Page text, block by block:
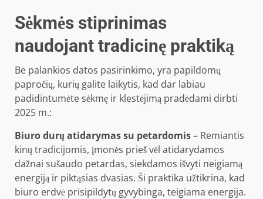
Sėkmės stiprinimas
naudojant tradicinę praktiką
Be palankios datos pasirinkimo, yra papildomų
papročių, kurių galite laikytis, kad dar labiau
padidintumėte sėkmę ir klestėjimą pradėdami dirbti
2025 m.:
Biuro durų atidarymas su petardomis– Remiantis
kinų tradicijomis, įmonės prieš vėl atidarydamos
dažnai sušaudo petardas, siekdamos išvyti neigiamą
energiją ir piktąsias dvasias. Ši praktika užtikrina, kad
biuro erdvė prisipildytų gyvybinga, teigiama energija.